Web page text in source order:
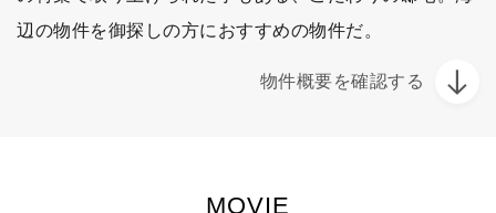
辺の物件を御探しの方におすすめの物件だ。
物件概要を確認する
MOVIE